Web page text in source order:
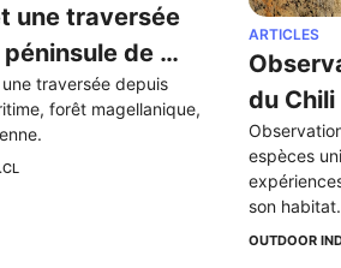
une traversée
de
traversée depuis
forêt magellanique,
ARTICLES
du Chili
espèces
son habitat.
OUTDOOR